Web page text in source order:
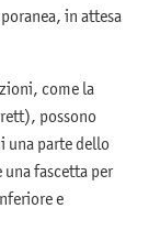
in attesa
come la
possono
una parte dello
fascetta per
e